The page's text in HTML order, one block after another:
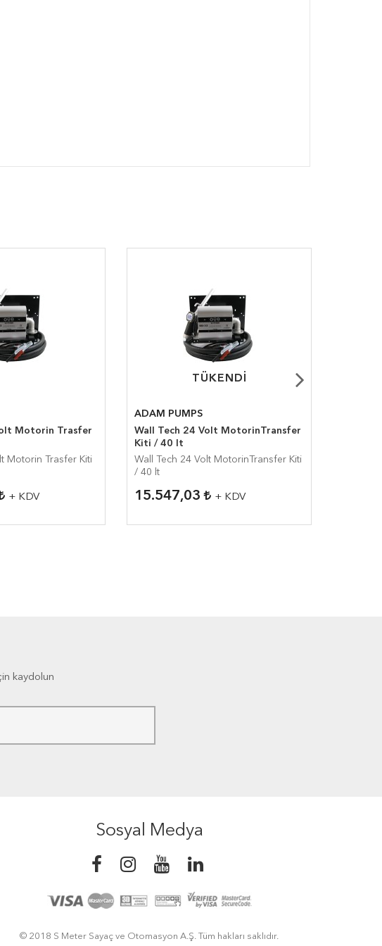
Motorin Trasfer
Motorin Trasfer Kiti
+ KDV
TÜKENDI
TÜKENDI
ADAM PUMPS
Wall Tech 24 Volt MotorinTransfer
Kiti / 40 lt
Wall Tech 24 Volt MotorinTransfer Kiti
/ 40 lt
15.547,03 + KDV
kaydolun
Sosyal Medya
© 2018 S Meter Sayaç ve Otomasyon A.Ş. Tüm hakları saklıdır.